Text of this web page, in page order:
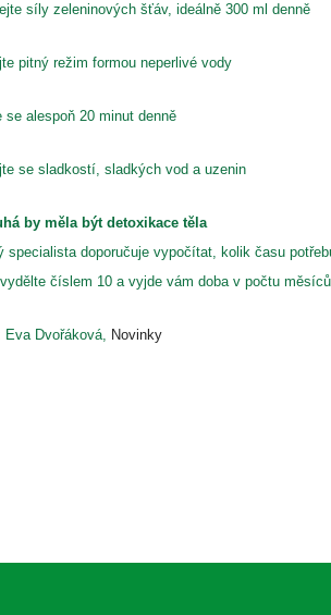
síly zeleninových šťáv, ideálně 300 ml denně
pitný režim formou neperlivé vody
se alespoň 20 minut denně
se sladkostí, sladkých vod a uzenin
by měla být detoxikace těla
specialista doporučuje vypočítat, kolik času
číslem 10 a vyjde vám doba v počtu
Eva Dvořáková, Novinky